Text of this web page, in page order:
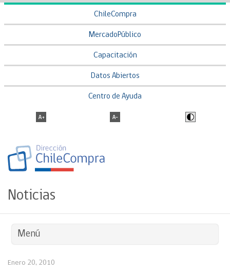
ChileCompra
MercadoPúblico
Capacitación
Datos Abiertos
Centro de Ayuda
Noticias
Menú
Enero 20, 2010